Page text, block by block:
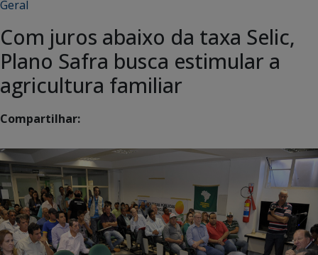
Geral
Com juros abaixo da taxa Selic,
Plano Safra busca estimular a
Compartilhar: